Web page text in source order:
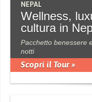
NEPAL
Wellness,
cultura in
Pacchetto benessere
notti
Scopri il Tour »